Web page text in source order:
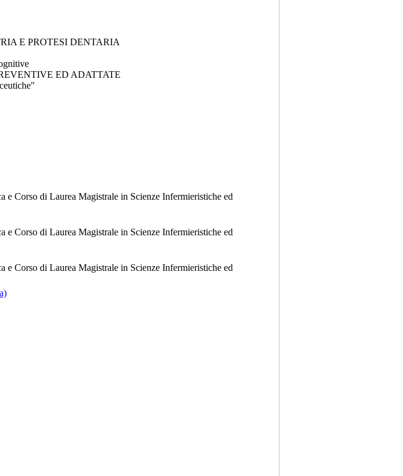
E PROTESI DENTARIA
ED ADATTATE
e Corso di Laurea Magistrale in Scienze Infermieristiche ed
e Corso di Laurea Magistrale in Scienze Infermieristiche ed
e Corso di Laurea Magistrale in Scienze Infermieristiche ed